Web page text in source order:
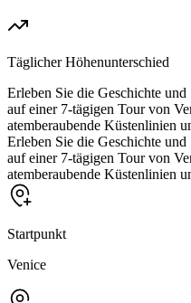
Täglicher Höhenunterschied
Erleben Sie die Geschichte
auf einer 7-tägigen Tour von
atemberaubende Küstenlinien
Erleben Sie die Geschichte
auf einer 7-tägigen Tour von
atemberaubende Küstenlinien
Startpunkt
Venice